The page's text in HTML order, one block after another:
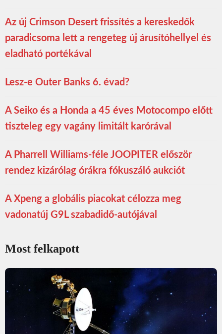
Az új Crimson Desert frissítés a kereskedők
paradicsoma lett a rengeteg új árusítóhellyel és
eladható portékával
Lesz-e Outer Banks 6. évad?
A Seiko és a Honda a 45 éves Motocompo előtt
tiszteleg egy vagány limitált karórával
A Pharrell Williams-féle JOOPITER először
rendez kizárólag órákra fókuszáló aukciót
A Xpeng a globális piacokat célozza meg
vadonatúj G9L szabadidő-autójával
Most felkapott